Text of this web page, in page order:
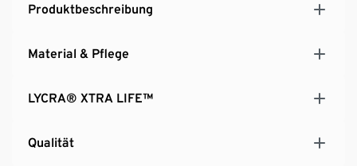
Produktbeschreibung
Material & Pflege
LYCRA® XTRA LIFE™
Qualität